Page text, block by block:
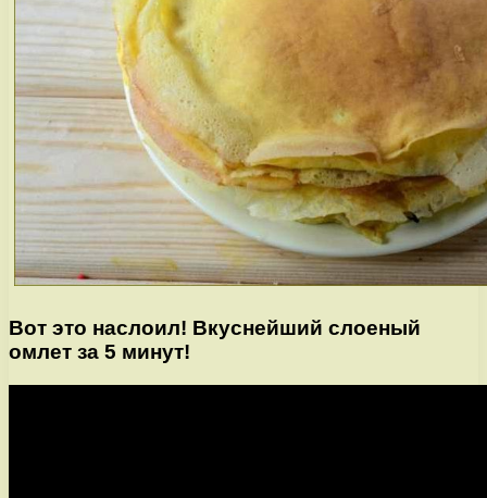
Вот это наслоил! Вкуснейший слоеный
омлет за 5 минут!